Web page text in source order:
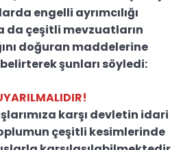
engelli ayrımcılığı
da çeşitli mevzuatların
doğuran maddelerine
şunları söyledi:
karşı devletin idari
çeşitli kesimlerinde